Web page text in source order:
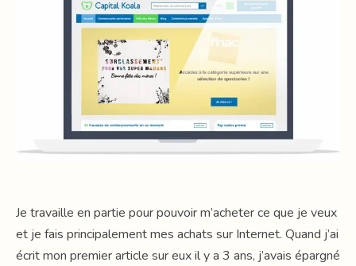
Je travaille en partie pour pouvoir m’acheter ce que je veux
et je fais principalement mes achats sur Internet. Quand j’ai
écrit mon premier article sur eux il y a 3 ans, j’avais épargné